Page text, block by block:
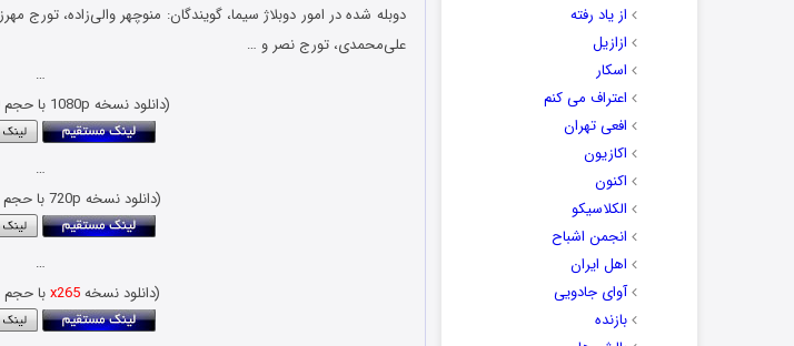
از یاد رفته
ازازیل
اسکار
اعتراف می کنم
افعی تهران
اکازیون
اکنون
الکلاسیکو
انجمن اشباح
اهل ایران
آوای جادویی
بازنده
دوبله شده در امور دوبلاژ سیما، گویندگان: منوچهر والی‌زاده، تورج
علی‌محمدی، تورج نصر و …
…
(دانلود نسخه 1080p با حجم 1.79 گیگابایت)
…
(دانلود نسخه 720p با حجم 881 مگابایت)
…
(دانلود نسخهx265با حجم 493 مگابایت)